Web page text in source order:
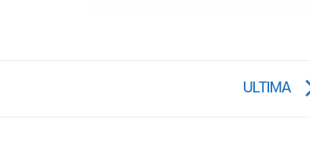
ULTIMA